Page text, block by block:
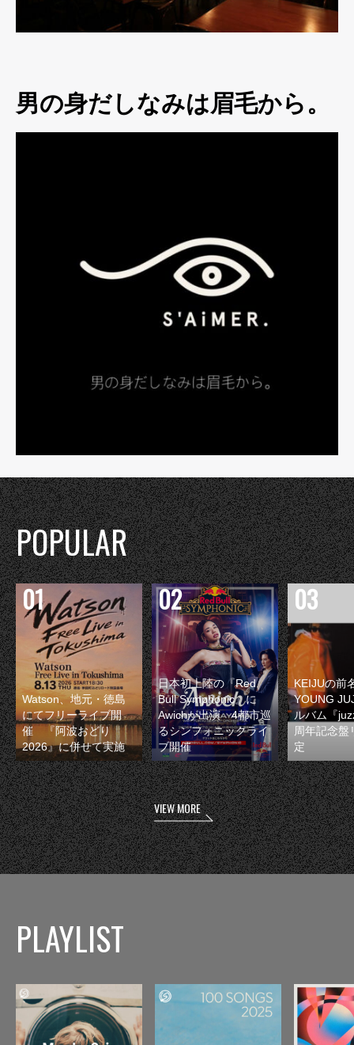
男の身だしなみは眉毛から。
POPULAR
Watson、地元・徳島
にてフリーライブ開
催 『阿波おどり
2026』に併せて実施
日本初上陸の『Red
Bull Symphonic』に
Awichが出演 4都市巡
るシンフォニックライ
ブ開催
KEIJUの前
YOUNG
ルバム『
周年記念盤
定
VIEW MORE
PLAYLIST